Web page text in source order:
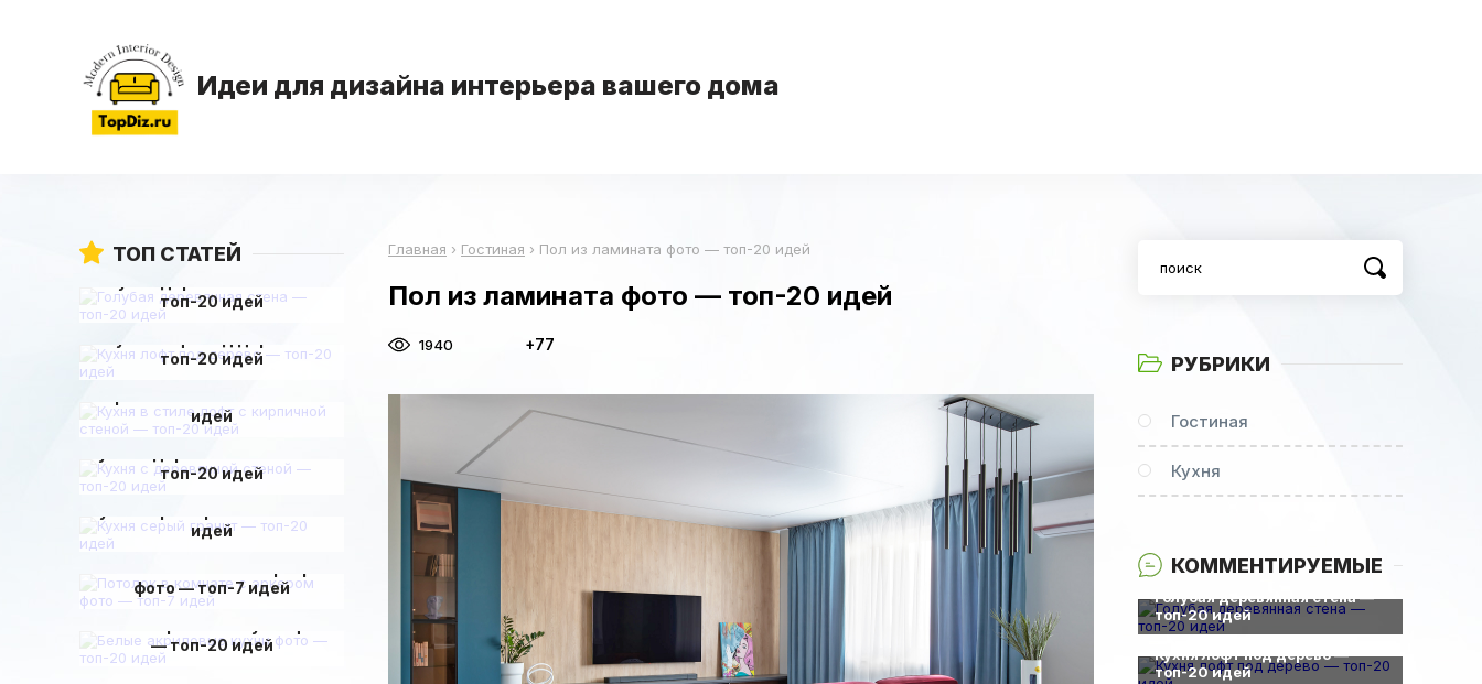
Идеи для дизайна интерьера вашего дома
Главная › Гостиная › Пол из ламината фото — топ-20 идей
Пол из ламината фото — топ-20 идей
1940 +77
ТОП СТАТЕЙ
топ-20 идей
топ-20 идей
идей
топ-20 идей
идей
фото — топ-7 идей
— топ-20 идей
РУБРИКИ
Гостиная
Кухня
КОММЕНТИРУЕМЫЕ
Голубая деревянная стена —
топ-20 идей
0
Кухня лофт под дерево —
топ-20 идей
0